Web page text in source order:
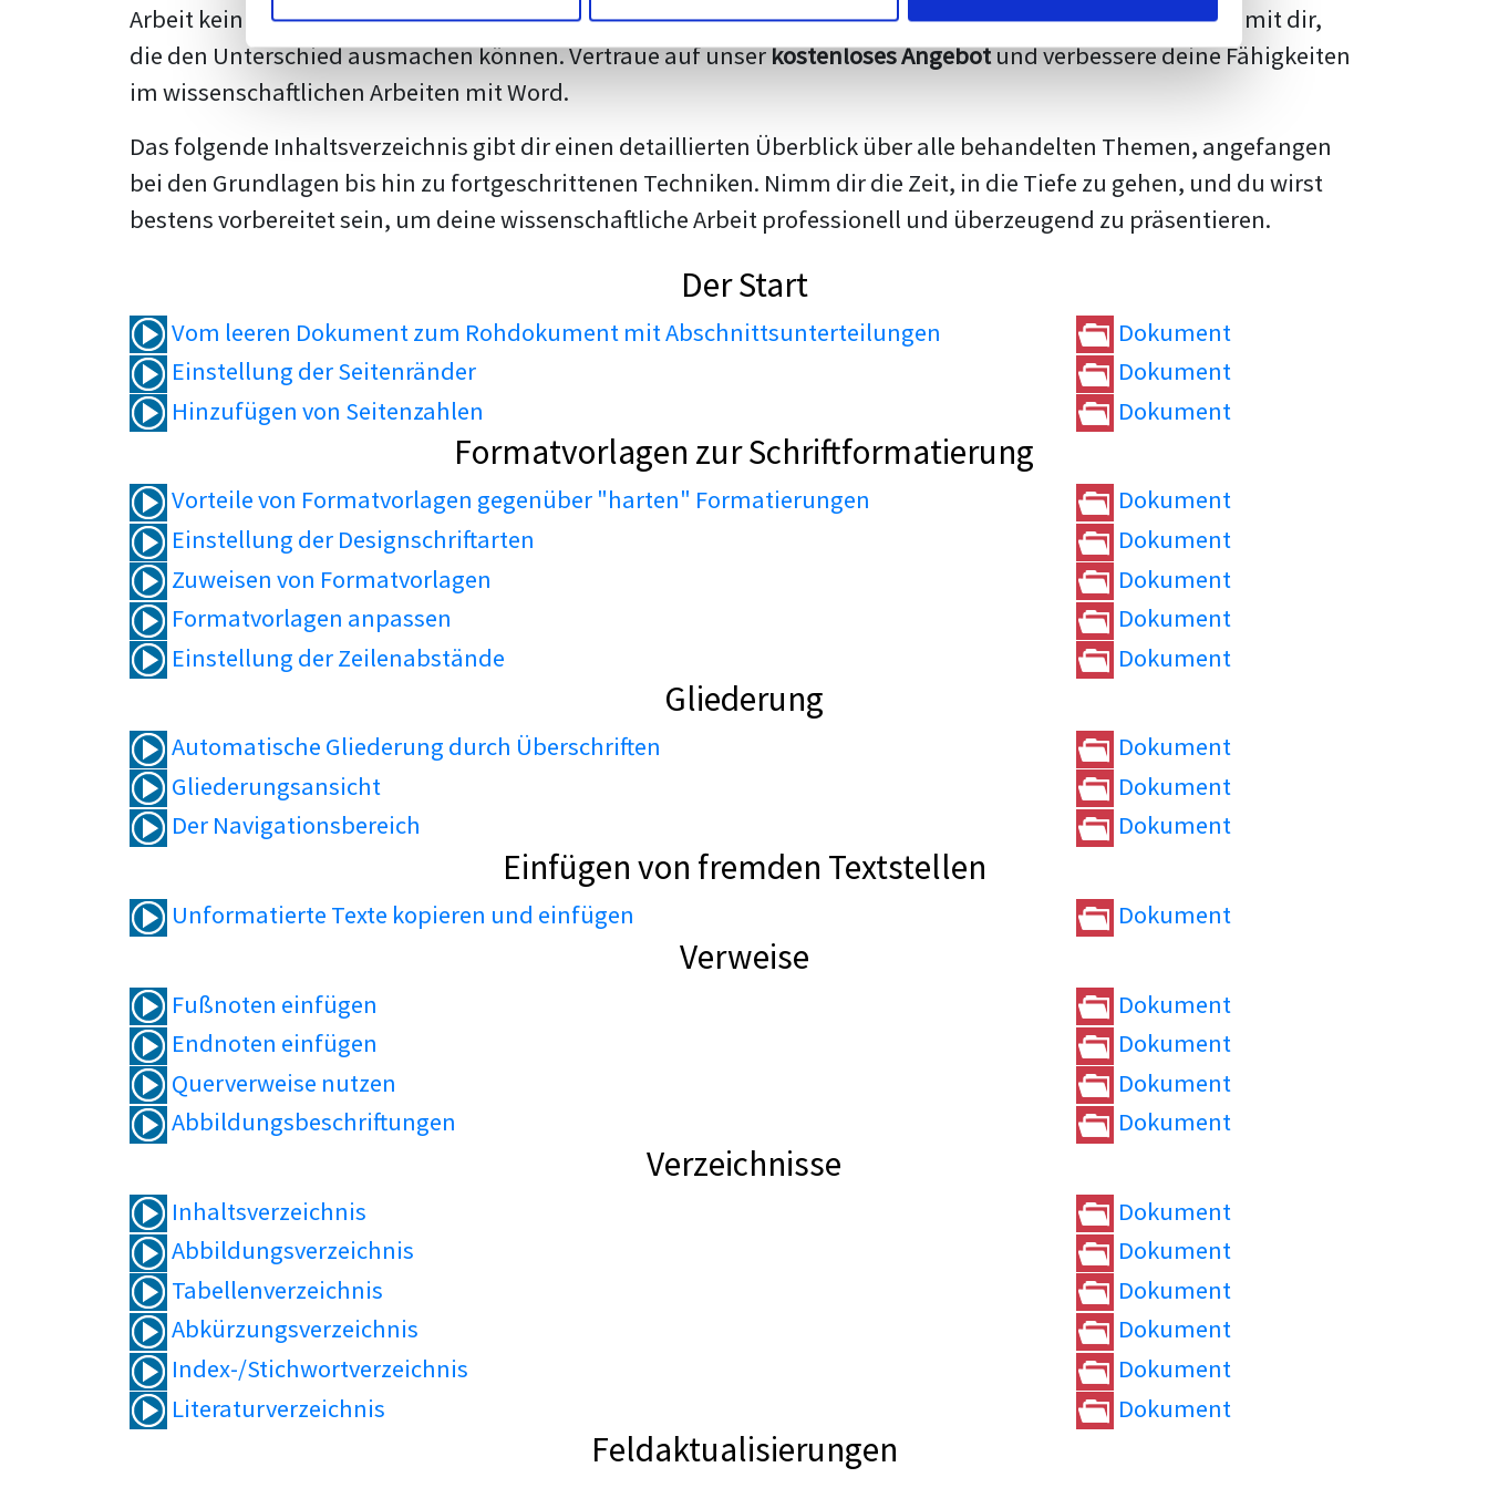
Arbeit kein Problem mehr für dich darstellen. Unsere erfahrenen Trainer teilen wertvolleTipps und Tricks
mit dir,
die den Unterschied ausmachen können. Vertraue auf unserkostenloses Angebotund verbessere deine Fähigkeiten
im wissenschaftlichen Arbeiten mit Word.
Das folgende Inhaltsverzeichnis gibt dir einen detaillierten Überblick über alle behandelten Themen, angefangen
bei den Grundlagen bis hin zu fortgeschrittenen Techniken. Nimm dir die Zeit, in die Tiefe zu gehen, und du wirst
bestens vorbereitet sein, um deine wissenschaftliche Arbeit professionell und überzeugend zu präsentieren.
Der Start
Vom leeren Dokument zum Rohdokument mit Abschnittsunterteilungen
Dokument
Einstellung der Seitenränder
Dokument
Hinzufügen von Seitenzahlen
Dokument
Formatvorlagen zur Schriftformatierung
Vorteile von Formatvorlagen gegenüber "harten" Formatierungen
Dokument
Einstellung der Designschriftarten
Dokument
Zuweisen von Formatvorlagen
Dokument
Formatvorlagen anpassen
Dokument
Einstellung der Zeilenabstände
Dokument
Gliederung
Automatische Gliederung durch Überschriften
Dokument
Gliederungsansicht
Dokument
Der Navigationsbereich
Dokument
Einfügen von fremden Textstellen
Unformatierte Texte kopieren und einfügen Dokument
Verweise
Fußnoten einfügen
Dokument
Endnoten einfügen
Dokument
Querverweise nutzen
Dokument
Abbildungsbeschriftungen
Dokument
Verzeichnisse
Inhaltsverzeichnis
Dokument
Abbildungsverzeichnis
Dokument
Tabellenverzeichnis
Dokument
Abkürzungsverzeichnis
Dokument
Index-/Stichwortverzeichnis
Dokument
Literaturverzeichnis
Dokument
Feldaktualisierungen